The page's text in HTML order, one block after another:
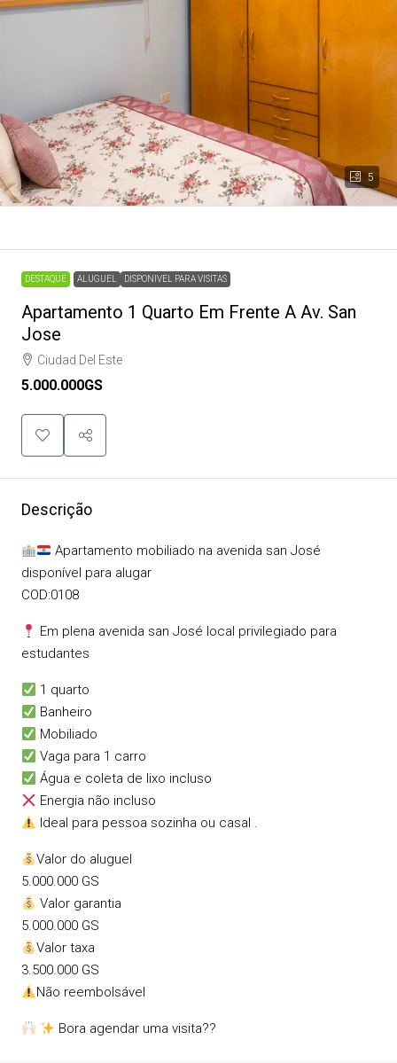
5
DESTAQUE ALUGUEL DISPONIVEL PARA VISITAS
Apartamento 1 Quarto Em Frente A Av. San
Jose
Ciudad Del Este
5.000.000GS
Descrição
Apartamento mobiliado na avenida san José
disponível para alugar
COD:0108
Em plena avenida san José local privilegiado para
estudantes
1 quarto
Banheiro
Mobiliado
Vaga para 1 carro
Água e coleta de lixo incluso
Energia não incluso
Ideal para pessoa sozinha ou casal .
Valor do aluguel
5.000.000 GS
Valor garantia
5.000.000 GS
Valor taxa
3.500.000 GS
Não reembolsável
Bora agendar uma visita??